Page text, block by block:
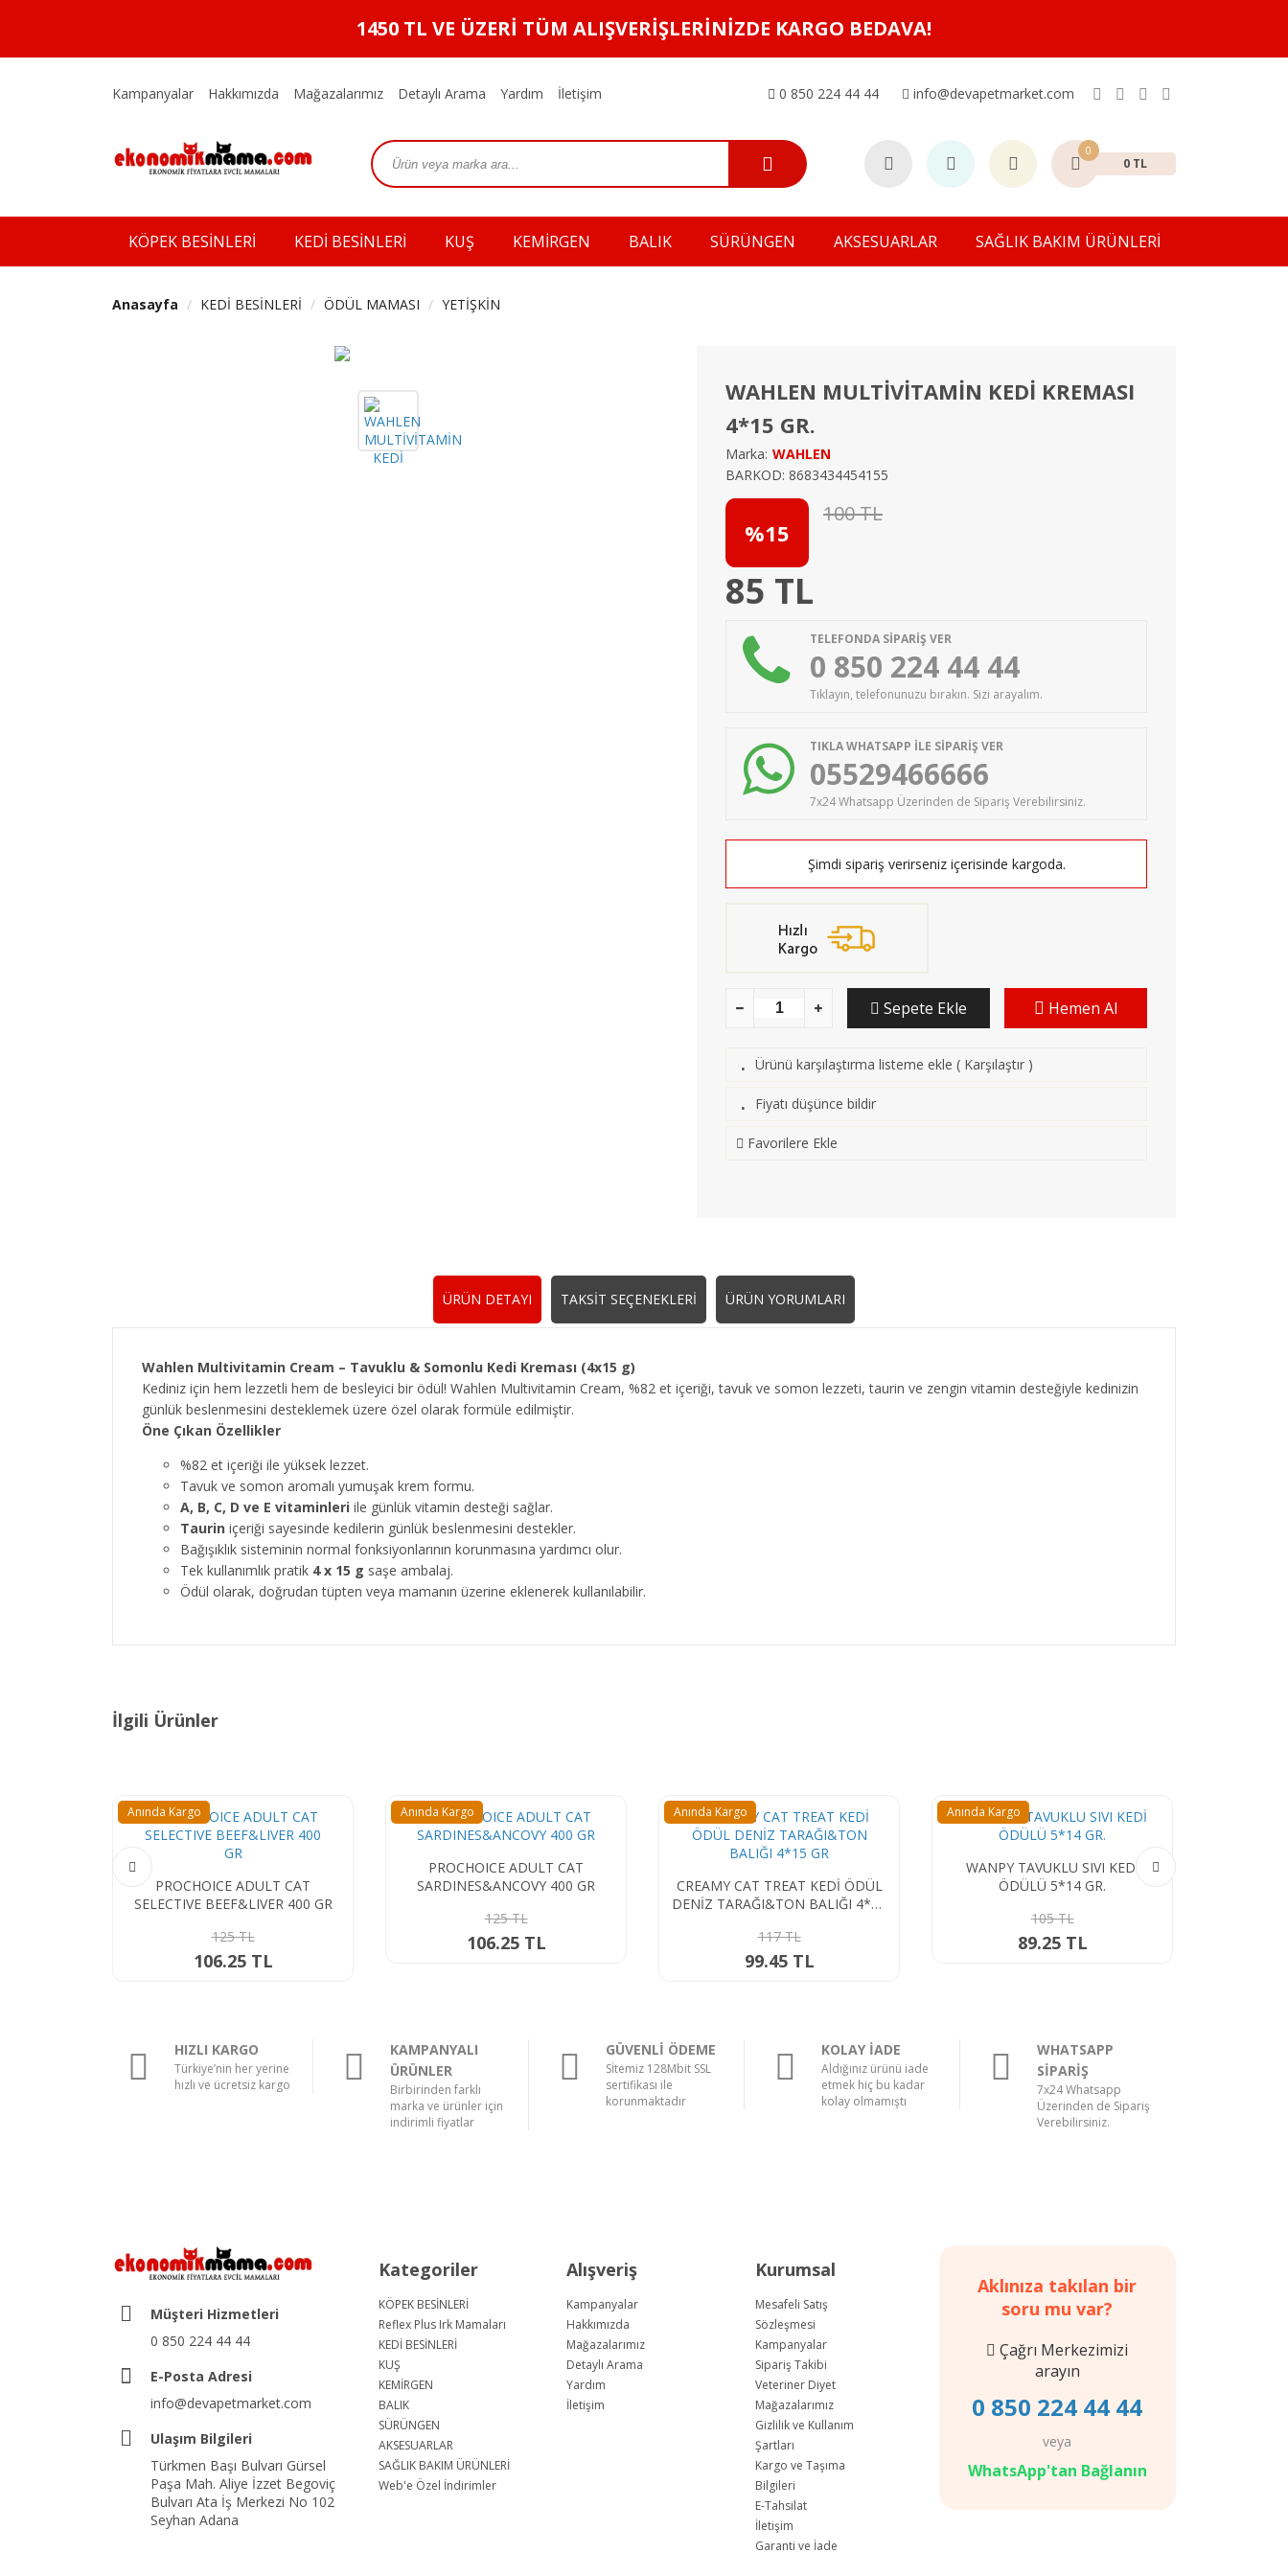
1450 TL VE ÜZERİ TÜM ALIŞVERİŞLERİNİZDE KARGO BEDAVA!
Kampanyalar Hakkımızda Mağazalarımız Detaylı Arama Yardım İletişim 0 850 224 44 44 info@devapetmarket.com
0
0 TL
KÖPEK BESİNLERİ KEDİ BESİNLERİ KUŞ KEMİRGEN BALIK SÜRÜNGEN AKSESUARLAR SAĞLIK BAKIM ÜRÜNLERİ
Anasayfa KEDİ BESİNLERİ ÖDÜL MAMASI YETİŞKİN
WAHLEN MULTİVİTAMİN KEDİ KREMASI
4*15 GR.
Marka: WAHLEN
BARKOD: 8683434454155
%15
100 TL
85 TL
TELEFONDA SİPARİŞ VER
0 850 224 44 44
Tıklayın, telefonunuzu bırakın. Sizi arayalım.
TIKLA WHATSAPP İLE SİPARİŞ VER
05529466666
7x24 Whatsapp Üzerinden de Sipariş Verebilirsiniz.
Şimdi sipariş verirseniz içerisinde kargoda.
Sepete Ekle Hemen Al
· Ürünü karşılaştırma listeme ekle ( Karşılaştır )
· Fiyatı düşünce bildir
Favorilere Ekle
ÜRÜN DETAYI TAKSİT SEÇENEKLERİ ÜRÜN YORUMLARI
Wahlen Multivitamin Cream – Tavuklu & Somonlu Kedi Kreması (4x15 g)
Kediniz için hem lezzetli hem de besleyici bir ödül! Wahlen Multivitamin Cream, %82 et içeriği, tavuk ve somon lezzeti, taurin ve zengin vitamin desteğiyle kedinizin
günlük beslenmesini desteklemek üzere özel olarak formüle edilmiştir.
Öne Çıkan Özellikler
%82 et içeriği ile yüksek lezzet.
Tavuk ve somon aromalı yumuşak krem formu.
A, B, C, D ve E vitaminleri ile günlük vitamin desteği sağlar.
Taurin içeriği sayesinde kedilerin günlük beslenmesini destekler.
Bağışıklık sisteminin normal fonksiyonlarının korunmasına yardımcı olur.
Tek kullanımlık pratik 4 x 15 g saşe ambalaj.
Ödül olarak, doğrudan tüpten veya mamanın üzerine eklenerek kullanılabilir.
İlgili Ürünler
SARDINES&ANCOVY 400 GR
106.25 TL
Anında Kargo
CREAMY CAT TREAT KEDİ ÖDÜL
117 TL
Anında Kargo
ÖDÜLÜ 5*14 GR.
89.25 TL
Anında Kargo
WANPY TON BALIĞI VE
ÖDÜLÜ 5*14 GR.
105 TL
Anında Kargo
HIZLI KARGO
Türkiye’nin her yerine
hızlı ve ücretsiz kargo
KAMPANYALI
ÜRÜNLER
Birbirinden farklı
marka ve ürünler için
indirimli fiyatlar
GÜVENLİ ÖDEME
Sİtemiz 128Mbit SSL
sertifikası ile
korunmaktadır
KOLAY İADE
Aldığınız ürünü iade
etmek hiç bu kadar
kolay olmamıştı
WHATSAPP
SİPARİŞ
7x24 Whatsapp
Üzerinden de Sipariş
Verebilirsiniz.
Müşteri Hizmetleri
0 850 224 44 44
E-Posta Adresi
info@devapetmarket.com
Ulaşım Bilgileri
Türkmen Başı Bulvarı Gürsel
Paşa Mah. Aliye İzzet Begoviç
Bulvarı Ata İş Merkezi No 102
Seyhan Adana
Kategoriler
KÖPEK BESİNLERİ
Reflex Plus Irk Mamaları
KEDİ BESİNLERİ
KUŞ
KEMİRGEN
BALIK
SÜRÜNGEN
AKSESUARLAR
SAĞLIK BAKIM ÜRÜNLERİ
Web'e Özel İndirimler
Alışveriş
Kampanyalar
Hakkımızda
Mağazalarımız
Detaylı Arama
Yardım
İletişim
Kurumsal
Mesafeli Satış
Sözleşmesi
Kampanyalar
Sipariş Takibi
Veteriner Diyet
Mağazalarımız
Gizlilik ve Kullanım
Şartları
Kargo ve Taşıma
Bilgileri
E-Tahsilat
İletişim
Garanti ve İade
Aklınıza takılan bir
soru mu var?
Çağrı Merkezimizi
arayın
0 850 224 44 44
veya
WhatsApp'tan Bağlanın